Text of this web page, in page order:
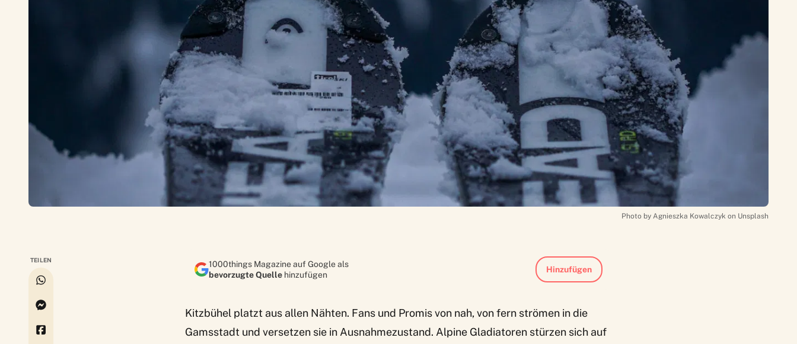
Photo by Agnieszka Kowalczyk on Unsplash
TEILEN
1000things Magazine auf Google als
bevorzugte Quelle hinzufügen
Hinzufügen
Kitzbühel platzt aus allen Nähten. Fans und Promis von nah, von fern strömen in die
Gamsstadt und versetzen sie in Ausnahmezustand. Alpine Gladiatoren stürzen sich auf